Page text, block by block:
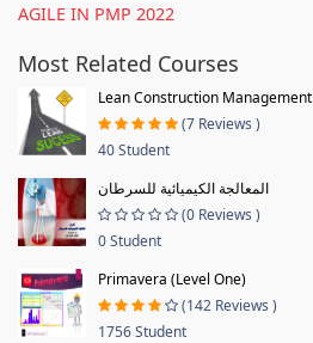
AGILE IN PMP 2022
Most Related Courses
Lean Construction Management
(7 Reviews )
40 Student
المعالجة الكيميائية للسرطان
(0 Reviews )
0 Student
Primavera (Level One)
(142 Reviews )
1756 Student